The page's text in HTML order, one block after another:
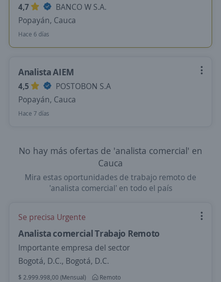
4,7
BANCO W S.A.
Popayán, Cauca
Hace 6 días
Analista AIEM
4,5
POSTOBON S.A
Popayán, Cauca
Hace 7 días
No hay más ofertas de 'analista comercial' en
Cauca
Mira estas oportunidades de trabajo remoto de
'analista comercial' en todo el país
Se precisa Urgente
Analista comercial Trabajo Remoto
Importante empresa del sector
Bogotá, D.C., Bogotá, D.C.
$ 2.999.998,00 (Mensual)
Remoto